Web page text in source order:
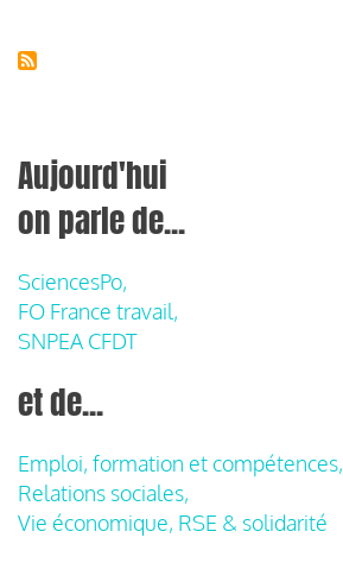
Aujourd'hui
on parle de...
SciencesPo,
FO France travail,
SNPEA CFDT
et de...
Emploi, formation et compétences,
Relations sociales,
Vie économique, RSE & solidarité